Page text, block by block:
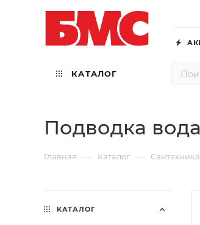
КАТАЛОГ
Подводка
Главная — Каталог — Сантехника
КАТАЛОГ